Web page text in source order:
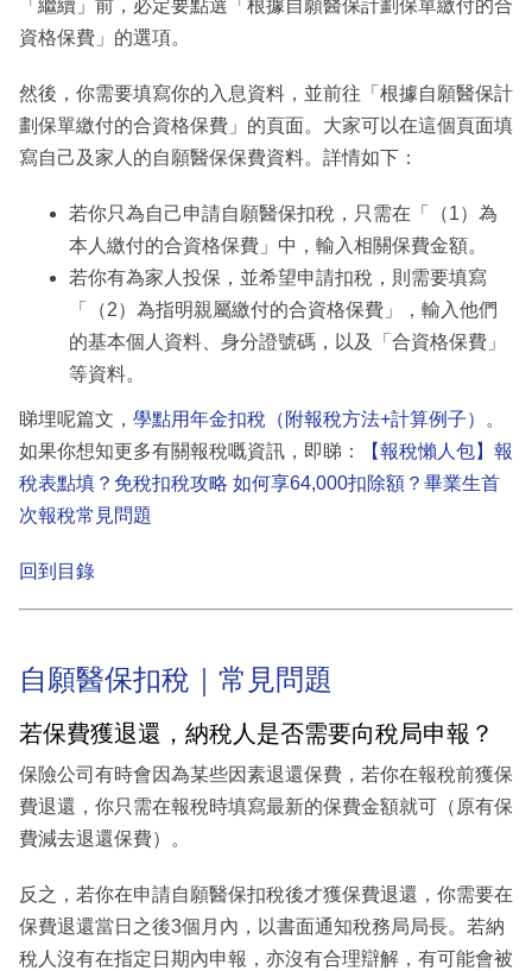
「繼續」前，必定要點選「根據自願醫保計劃保單繳付的合
資格保費」的選項。
然後，你需要填寫你的入息資料，並前往「根據自願醫保計
劃保單繳付的合資格保費」的頁面。大家可以在這個頁面填
寫自己及家人的自願醫保保費資料。詳情如下：
若你只為自己申請自願醫保扣稅，只需在「（1）為
本人繳付的合資格保費」中，輸入相關保費金額。
若你有為家人投保，並希望申請扣稅，則需要填寫
「（2）為指明親屬繳付的合資格保費」，輸入他們
的基本個人資料、身分證號碼，以及「合資格保費」
等資料。
睇埋呢篇文， 學點用年金扣稅（附報稅方法+計算例子）
。
如果你想知更多有關報稅嘅資訊，即睇：
【報稅懶人包】報
稅表點填？免稅扣稅攻略 如何享64,000扣除額？畢業生首
次報稅常見問題
回到目錄
自願醫保扣稅｜常見問題
若保費獲退還，納稅人是否需要向稅局申報？
保險公司有時會因為某些因素退還保費，若你在報稅前獲保
費退還，你只需在報稅時填寫最新的保費金額就可（原有保
費減去退還保費）。
反之，若你在申請自願醫保扣稅後才獲保費退還，你需要在
保費退還當日之後3個月內，以書面通知稅務局局長。若納
稅人沒有在指定日期內申報，亦沒有合理辯解，有可能會被